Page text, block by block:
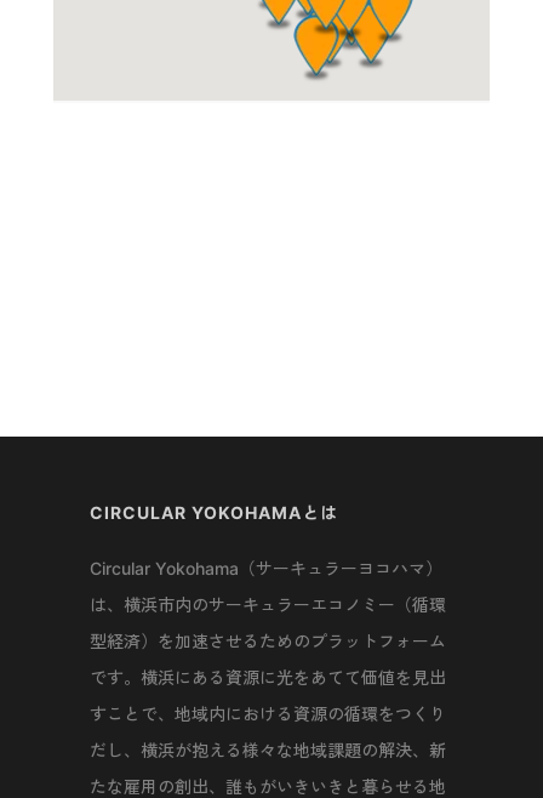
CIRCULAR YOKOHAMAとは
Circular Yokohama（サーキュラーヨコハマ）
は、横浜市内のサーキュラーエコノミー（循環
型経済）を加速させるためのプラットフォーム
です。横浜にある資源に光をあてて価値を見出
すことで、地域内における資源の循環をつくり
だし、横浜が抱える様々な地域課題の解決、新
たな雇用の創出、誰もがいきいきと暮らせる地